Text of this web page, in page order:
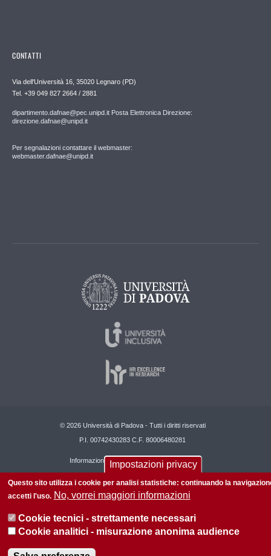
CONTATTI
Via dell'Università 16, 35020 Legnaro (PD)
Tel. +39 049 827 2664 / 2881
dipartimento.dafnae@pec.unipd.it Posta Elettronica Direzione:
direzione.dafnae@unipd.it
Per segnalazioni contattare il webmaster:
webmaster.dafnae@unipd.it
© 2026 Università di Padova - Tutti i diritti riservati
P.I. 00742430283 C.F. 80006480281
Informazioni su questo sito Privacy policy
Impostazioni privacy
Questo sito utilizza i cookie per analisi statistiche: continuando la
accetti l'uso. No, vorrei maggiori informazioni
Cookie tecnici - strettamente necessari
Cookie analitici - misurazione anonima audience